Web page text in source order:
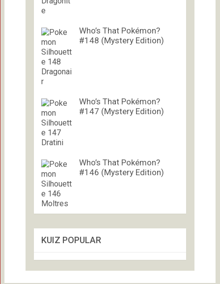
Who’s That Pokémon?
#148 (Mystery Edition)
Who’s That Pokémon?
#147 (Mystery Edition)
Who’s That Pokémon?
#146 (Mystery Edition)
KUIZ POPULAR